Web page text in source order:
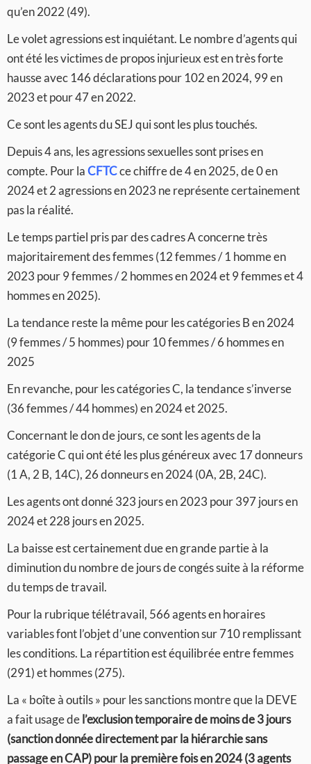
qu’en 2022 (49).
Le volet agressions est inquiétant. Le nombre d’agents qui
ont été les victimes de propos injurieux est en très forte
hausse avec 146 déclarations pour 102 en 2024, 99 en
2023 et pour 47 en 2022.
Ce sont les agents du SEJ qui sont les plus touchés.
Depuis 4 ans, les agressions sexuelles sont prises en
compte. Pour laCFTCce chiffre de 4 en 2025, de 0 en
2024 et 2 agressions en 2023 ne représente certainement
pas la réalité.
Le temps partiel pris par des cadres A concerne très
majoritairement des femmes (12 femmes / 1 homme en
2023 pour 9 femmes / 2 hommes en 2024 et 9 femmes et 4
hommes en 2025).
La tendance reste la même pour les catégories B en 2024
(9 femmes / 5 hommes) pour 10 femmes / 6 hommes en
2025
En revanche, pour les catégories C, la tendance s’inverse
(36 femmes / 44 hommes) en 2024 et 2025.
Concernant le don de jours, ce sont les agents de la
catégorie C qui ont été les plus généreux avec 17 donneurs
(1 A, 2 B, 14C), 26 donneurs en 2024 (0A, 2B, 24C).
Les agents ont donné 323 jours en 2023 pour 397 jours en
2024 et 228 jours en 2025.
La baisse est certainement due en grande partie à la
diminution du nombre de jours de congés suite à la réforme
du temps de travail.
Pour la rubrique télétravail, 566 agents en horaires
variables font l’objet d’une convention sur 710 remplissant
les conditions. La répartition est équilibrée entre femmes
(291) et hommes (275).
La « boîte à outils » pour les sanctions montre que la DEVE
a fait usage del’exclusion temporaire de moins de 3 jours
(sanction donnée directement par la hiérarchie sans
passage en CAP) pour la première fois en 2024 (3 agents